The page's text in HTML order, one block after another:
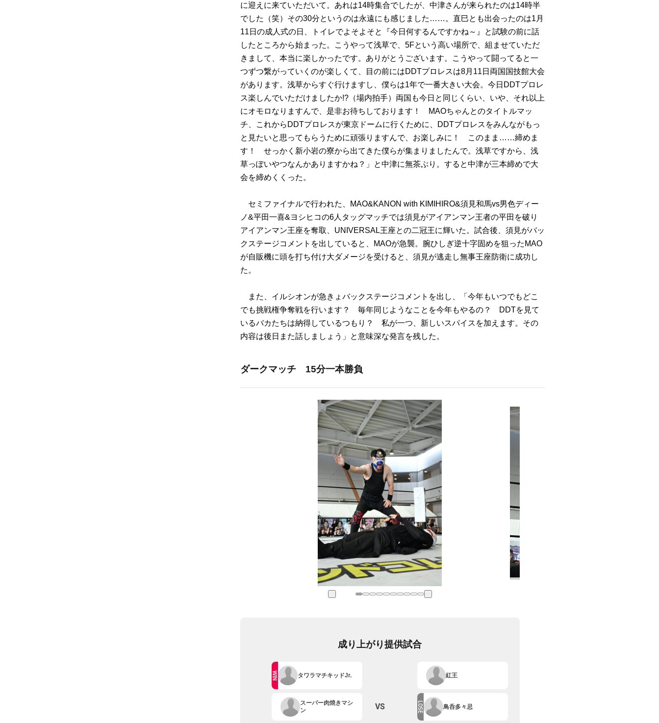
に迎えに来ていただいて。あれは14時集合でしたが、中津さんが来られたのは14時半
でした（笑）その30分というのは永遠にも感じました……。直巳とも出会ったのは1月
11日の成人式の日、トイレでよそよそと『今日何するんですかね～』と試験の前に話
したところから始まった。こうやって浅草で、5Fという高い場所で、組ませていただ
きまして、本当に楽しかったです。ありがとうございます。こうやって闘ってると一
つずつ繋がっていくのが楽しくて、目の前にはDDTプロレスは8月11日両国国技館大会
があります。浅草からすぐ行けますし、僕らは1年で一番大きい大会。今日DDTプロレ
ス楽しんでいただけましたか!?（場内拍手）両国も今日と同じくらい、いや、それ以上
にオモロなりますんで、是非お待ちしております！ MAOちゃんとのタイトルマッ
チ、これからDDTプロレスが東京ドームに行くために、DDTプロレスをみんながもっ
と見たいと思ってもらうために頑張りますんで、お楽しみに！ このまま……締めま
す！ せっかく新小岩の寮から出てきた僕らが集まりましたんで。浅草ですから、浅
草っぽいやつなんかありますかね？」と中津に無茶ぶり。すると中津が三本締めで大
会を締めくくった。
セミファイナルで行われた、MAO&KANON with KIMIHIRO&須見和馬vs男色ディー
ノ&平田一喜&ヨシヒコの6人タッグマッチでは須見がアイアンマン王者の平田を破り
アイアンマン王座を奪取、UNIVERSAL王座との二冠王に輝いた。試合後、須見がバッ
クステージコメントを出していると、MAOが急襲。腕ひしぎ逆十字固めを狙ったMAO
が自販機に頭を打ち付け大ダメージを受けると、須見が逃走し無事王座防衛に成功し
た。
また、イルシオンが急きょバックステージコメントを出し、「今年もいつでもどこ
でも挑戦権争奪戦を行います？ 毎年同じようなことを今年もやるの？ DDTを見て
いるバカたちは納得しているつもり？ 私が一つ、新しいスパイスを加えます。その
内容は後日また話しましょう」と意味深な発言を残した。
ダークマッチ 15分一本勝負
成り上がり提供試合
WIN タワラマチキッドJr.
スーパー肉焼きマシ
ン
VS
紅王
LOSE 鳥呑多々忌